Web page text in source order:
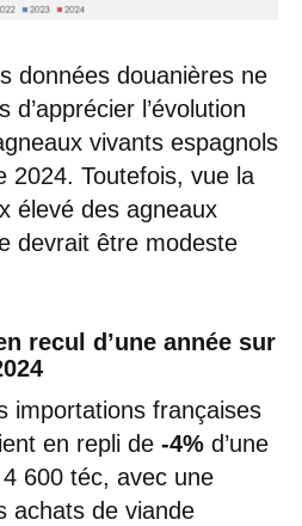
données douanières ne
l’évolution
vivants espagnols
2024. Toutefois, vue la
élevé des agneaux
devrait être modeste
recul d’une année sur
importations françaises
en repli de -4% d’une
600 téc, avec une
achats de viande